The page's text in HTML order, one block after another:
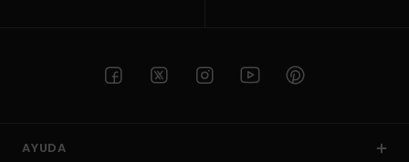
AYUDA